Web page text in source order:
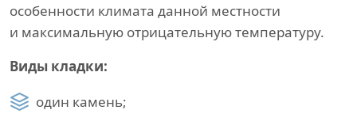
особенности климата данной местности
и максимальную отрицательную температуру.
Виды кладки:
один камень;